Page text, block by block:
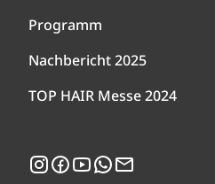
Programm
Nachbericht 2025
TOP HAIR Messe 2024
Instagram
Facebook
YouTubeWhatsApp